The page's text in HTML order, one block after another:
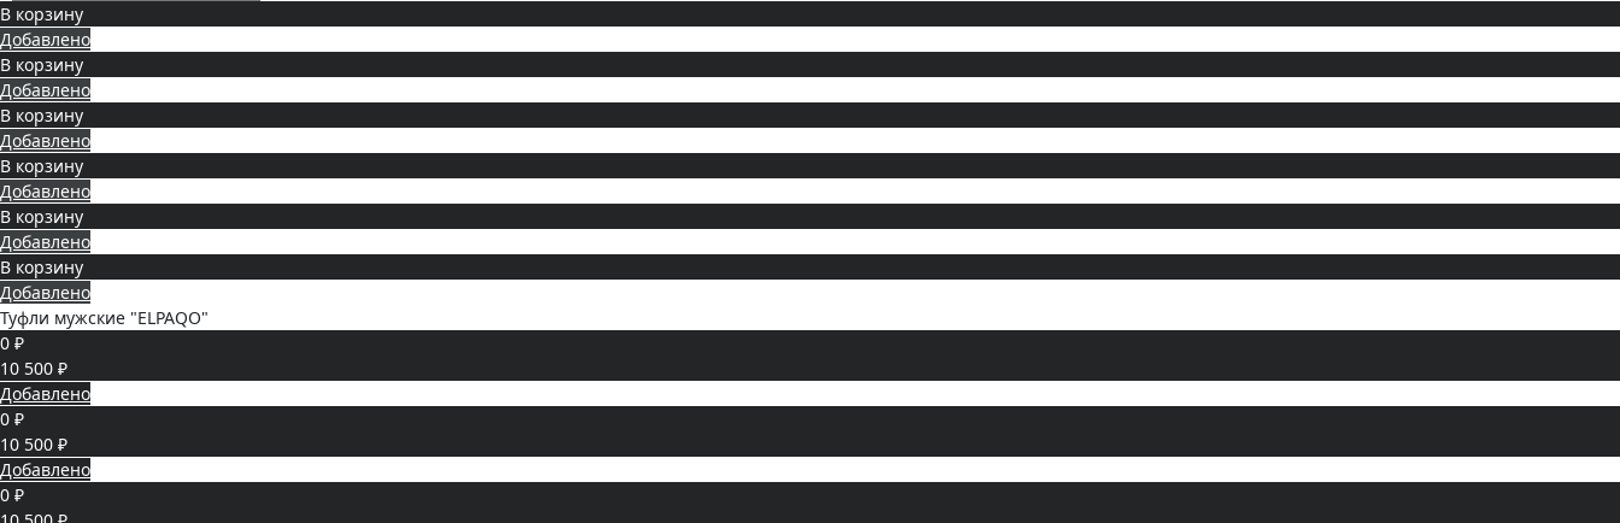
В корзину
Добавлено
В корзину
Добавлено
В корзину
Добавлено
В корзину
Добавлено
В корзину
Добавлено
В корзину
Добавлено
Туфли мужские "ELPAQO"
0 ₽
10 500 ₽
Добавлено
0 ₽
10 500 ₽
Добавлено
0 ₽